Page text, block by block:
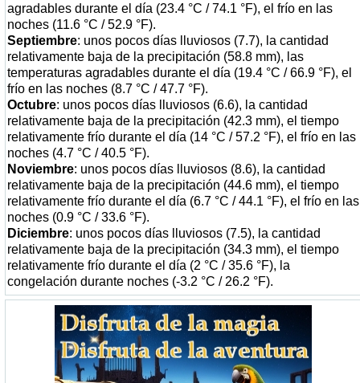
agradables durante el día (23.4 °C / 74.1 °F), el frío en las
noches (11.6 °C / 52.9 °F).
Septiembre: unos pocos días lluviosos (7.7), la cantidad
relativamente baja de la precipitación (58.8 mm), las
temperaturas agradables durante el día (19.4 °C / 66.9 °F), el
frío en las noches (8.7 °C / 47.7 °F).
Octubre: unos pocos días lluviosos (6.6), la cantidad
relativamente baja de la precipitación (42.3 mm), el tiempo
relativamente frío durante el día (14 °C / 57.2 °F), el frío en las
noches (4.7 °C / 40.5 °F).
Noviembre: unos pocos días lluviosos (8.6), la cantidad
relativamente baja de la precipitación (44.6 mm), el tiempo
relativamente frío durante el día (6.7 °C / 44.1 °F), el frío en las
noches (0.9 °C / 33.6 °F).
Diciembre: unos pocos días lluviosos (7.5), la cantidad
relativamente baja de la precipitación (34.3 mm), el tiempo
relativamente frío durante el día (2 °C / 35.6 °F), la
congelación durante noches (-3.2 °C / 26.2 °F).